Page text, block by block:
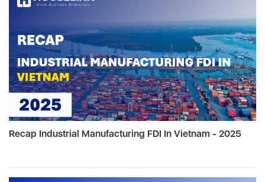
Recap Industrial Manufacturing FDI In Vietnam - 2025